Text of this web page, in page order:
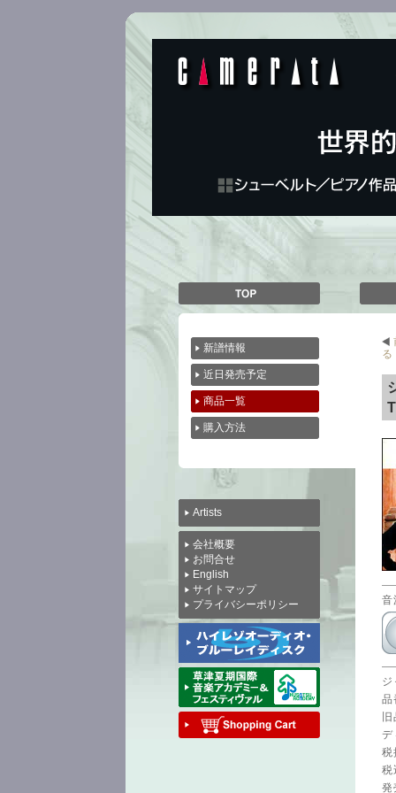
新譜情報
近日発売予定
商品一覧
購入方法
Artists
会社概要
お問合せ
English
サイトマップ
プライバシーポリシー
る
音
ジ
品
デ
税
税
発